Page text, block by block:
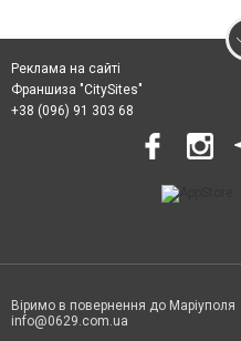
Реклама на сайті
Франшиза "CitySites"
+38 (096) 91 303 68
Віримо в повернення до Маріуполя
info@0629.com.ua